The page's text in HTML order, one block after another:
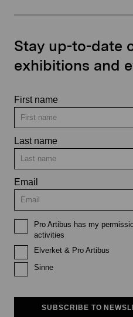
Stay up-to-date
exhibitions and
First name
Last name
Email
Pro Artibus has my
activities
Elverket & Pro Artibus
Sinne
SUBSCRIBE TO